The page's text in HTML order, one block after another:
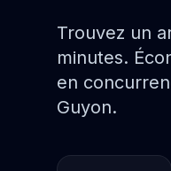
Trouvez un
minutes.
en
Guyon.